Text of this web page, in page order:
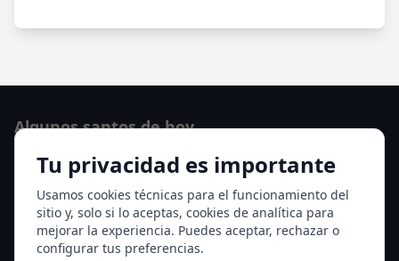
Tu privacidad es importante
Usamos cookies técnicas para el funcionamiento del
sitio y, solo si lo aceptas, cookies de analítica para
mejorar la experiencia. Puedes aceptar, rechazar o
configurar tus preferencias.
Algunos santos de hoy
San Cayetano de Thiene
San Sixto II papa
Ver todos los santos de hoy